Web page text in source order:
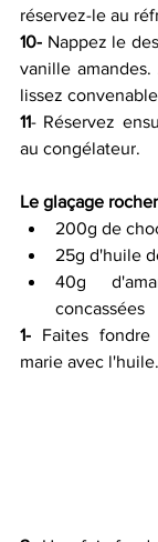
réservez-le au
10- Nappez le
vanille
lissez
11- Réservez
au congélateur.
Le glaçage
200g de
25g d'huile
40g
concassées
1- Faites
marie avec l'huile.